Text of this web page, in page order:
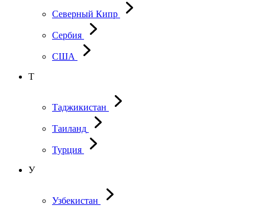
Северный Кипр
Сербия
США
Т
Таджикистан
Таиланд
Турция
У
Узбекистан